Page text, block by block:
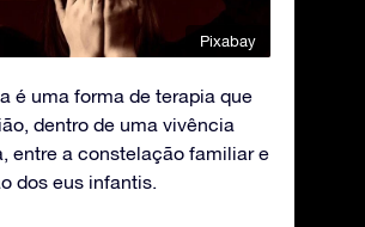
Pixabay
é uma forma de terapia que
dentro de uma vivência
entre a constelação familiar e
dos eus infantis.